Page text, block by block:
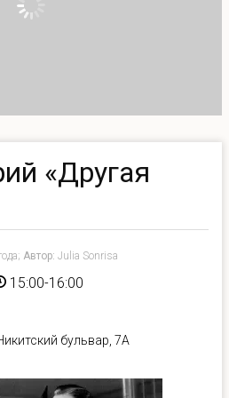
«Другая
Автор: Julia Sonrisa
15:00-16:00
бульвар, 7А